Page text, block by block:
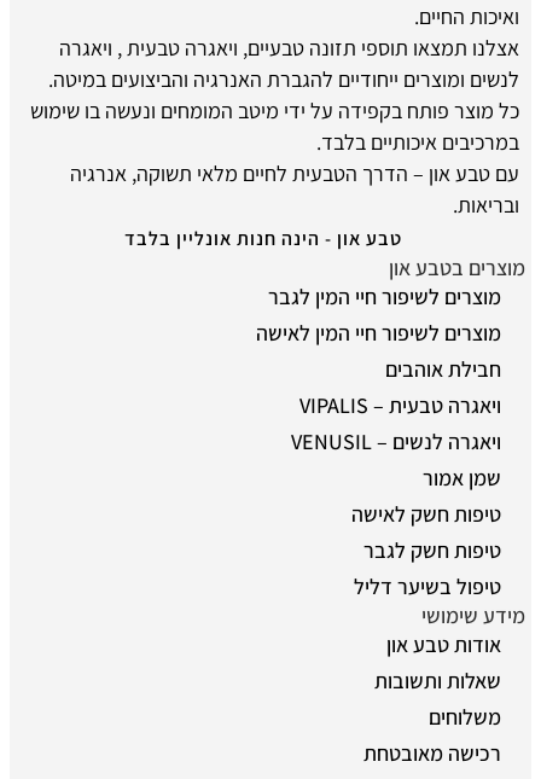
ואיכות החיים.
אצלנו תמצאו תוספי תזונה טבעיים, ויאגרה טבעית , ויאגרה
לנשים ומוצרים ייחודיים להגברת האנרגיה והביצועים במיטה.
כל מוצר פותח בקפידה על ידי מיטב המומחים ונעשה בו שימוש
במרכיבים איכותיים בלבד.
עם טבע און – הדרך הטבעית לחיים מלאי תשוקה, אנרגיה
ובריאות.
טבע און - הינה חנות אונליין בלבד
מוצרים בטבע און
מוצרים לשיפור חיי המין לגבר
מוצרים לשיפור חיי המין לאישה
חבילת אוהבים
ויאגרה טבעית – VIPALIS
ויאגרה לנשים – VENUSIL
שמן אמור
טיפות חשק לאישה
טיפות חשק לגבר
טיפול בשיער דליל
מידע שימושי
אודות טבע און
שאלות ותשובות
משלוחים
רכישה מאובטחת